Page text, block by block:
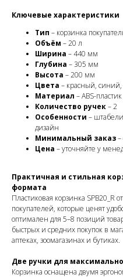
Ключевые характеристики
Тип – корзинка
Объём – 20 л
Ширина – 440 мм
Глубина – 305 мм
Высота – 200 мм
Цвета – красный,
Материал – ABS-
Количество ручек– 2
Особенности –
дизайн
Минимальный заказ
Цена – уточняйте у
Практичная и стильная
формата
Пластиковая корзинка SPB20_R
покупателей, которые ценят
оптимален для 5–8 позиций
быстрых и средних покупок в
аптеках, зоомагазинах и бутиках.
Две ручки для
Корзинка оснащена двумя